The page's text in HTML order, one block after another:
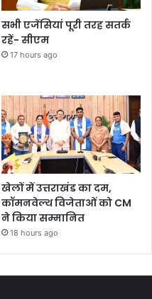
सभी एजेंसियां पूरी तरह सतर्क
रहें- सीएम
17 hours ago
खेलों में उत्तराखंड का दम,
कॉमनवेल्थ विजेताओं को CM
ने किया सम्मानित
18 hours ago